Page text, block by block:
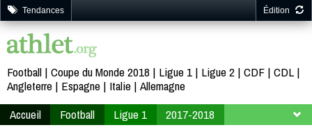
Tendances Édition
Football Coupe du Monde 2018 Ligue 1 Ligue 2 CDF CDL
Angleterre
Espagne Italie Allemagne
Accueil
Football Ligue 1
2017-2018